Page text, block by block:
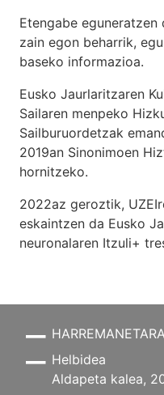
Etengabe
zain egon beharrik,
baseko informazioa.
Eusko Jaurlaritzaren
Sailaren menpeko
Sailburuordetzak
2019an Sinonimoen
hornitzeko.
2022az geroztik,
eskaintzen da Eusko
neuronalaren Itzuli+
Helbidea
Aldapeta kalea,